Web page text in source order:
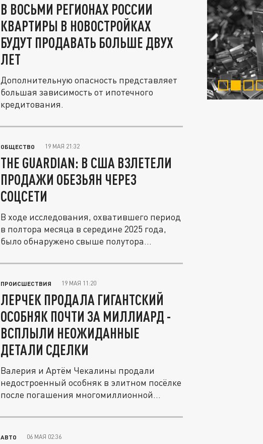
В ВОСЬМИ РЕГИОНАХ РОССИИ
КВАРТИРЫ В НОВОСТРОЙКАХ
БУДУТ ПРОДАВАТЬ БОЛЬШЕ ДВУХ
ЛЕТ
Дополнительную опасность представляет
большая зависимость от ипотечного
кредитования.
ОБЩЕСТВО 19 МАЯ 21:32
THE GUARDIAN: В США ВЗЛЕТЕЛИ
ПРОДАЖИ ОБЕЗЬЯН ЧЕРЕЗ
СОЦСЕТИ
В ходе исследования, охватившего период
в полтора месяца в середине 2025 года,
было обнаружено свыше полутора...
ПРОИСШЕСТВИЯ 19 МАЯ 11:20
ЛЕРЧЕК ПРОДАЛА ГИГАНТСКИЙ
ОСОБНЯК ПОЧТИ ЗА МИЛЛИАРД -
ВСПЛЫЛИ НЕОЖИДАННЫЕ
ДЕТАЛИ СДЕЛКИ
Валерия и Артём Чекалины продали
недостроенный особняк в элитном посёлке
после погашения многомиллионной...
АВТО 06 МАЯ 02:36